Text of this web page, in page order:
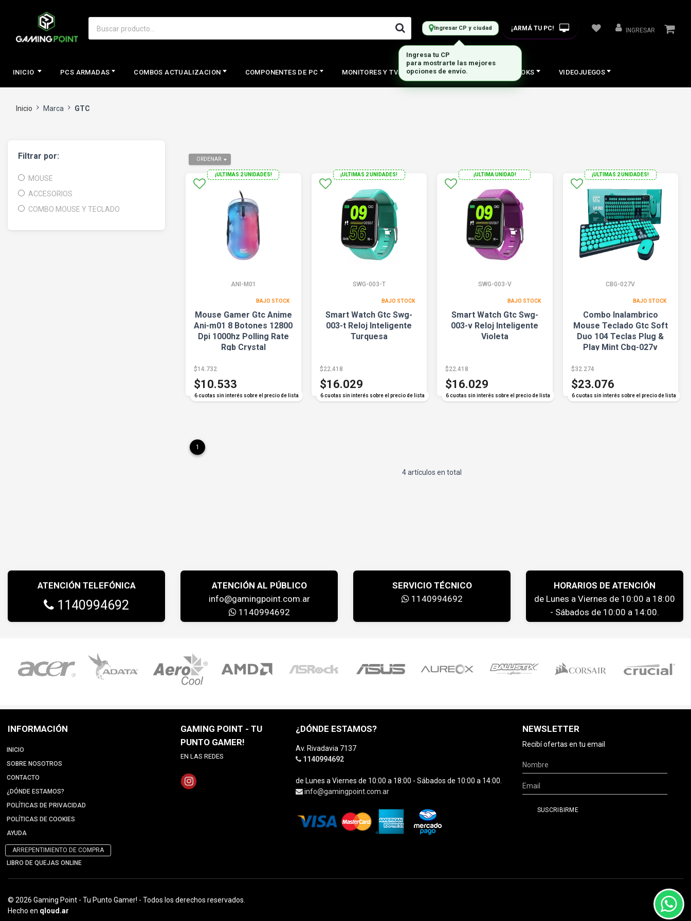
Ingresar CP y ciudad ¡ARMÁ TU PC! INGRESAR
INICIO PCS ARMADAS COMBOS ACTUALIZACION COMPONENTES DE PC MONITORES Y TVS PERIFERICOS NOTEBOOKS VIDEOJUEGOS
Inicio Marca GTC
Filtrar por:
MOUSE
ACCESORIOS
COMBO MOUSE Y TECLADO
ORDENAR
¡ULTIMAS 2 UNIDADES!
ANI-M01
BAJO STOCK
Mouse Gamer Gtc Anime
Ani-m01 8 Botones 12800
Dpi 1000hz Polling Rate
Rgb Crystal
6 cuotas sin interés sobre el precio de lista
$14.732
$10.533
¡ULTIMAS 2 UNIDADES!
SWG-003-T
BAJO STOCK
Smart Watch Gtc Swg-
003-t Reloj Inteligente
Turquesa
6 cuotas sin interés sobre el precio de lista
$22.418
$16.029
¡ULTIMA UNIDAD!
SWG-003-V
BAJO STOCK
Smart Watch Gtc Swg-
003-v Reloj Inteligente
Violeta
6 cuotas sin interés sobre el precio de lista
$22.418
$16.029
¡ULTIMAS 2 UNIDADES!
CBG-027V
BAJO STOCK
Combo Inalambrico
Mouse Teclado Gtc Soft
Duo 104 Teclas Plug &
Play Mint Cbg-027v
6 cuotas sin interés sobre el precio de lista
$32.274
$23.076
1
4 artículos en total
ATENCIÓN TELEFÓNICA
1140994692
ATENCIÓN AL PÚBLICO
info@gamingpoint.com.ar
1140994692
SERVICIO TÉCNICO
1140994692
HORARIOS DE ATENCIÓN
de Lunes a Viernes de 10:00 a 18:00
- Sábados de 10:00 a 14:00.
INFORMACIÓN
INICIO
SOBRE NOSOTROS
CONTACTO
¿DÓNDE ESTAMOS?
POLÍTICAS DE PRIVACIDAD
POLÍTICAS DE COOKIES
AYUDA
ARREPENTIMIENTO DE COMPRA
LIBRO DE QUEJAS ONLINE
GAMING POINT - TU
PUNTO GAMER!
EN LAS REDES
¿DÓNDE ESTAMOS?
Av. Rivadavia 7137
1140994692
de Lunes a Viernes de 10:00 a 18:00 - Sábados de 10:00 a 14:00.
info@gamingpoint.com.ar
NEWSLETTER
Recibí ofertas en tu email
© 2026 Gaming Point - Tu Punto Gamer! - Todos los derechos reservados.
Hecho en qloud.ar
Ingresa tu CP
para mostrarte las mejores
opciones de envío.